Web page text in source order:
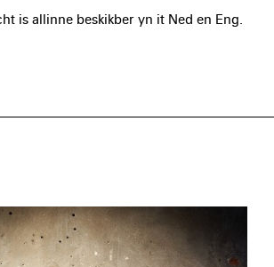
is allinne beskikber yn it Ned en Eng.